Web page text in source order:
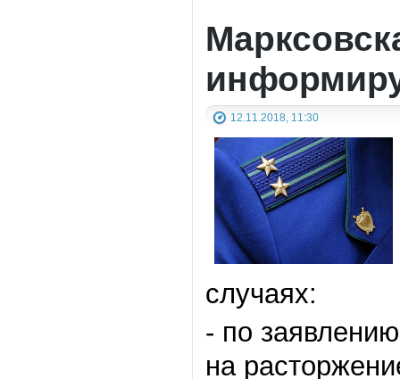
12.11.2018, 11:30
случаях:
- по
на